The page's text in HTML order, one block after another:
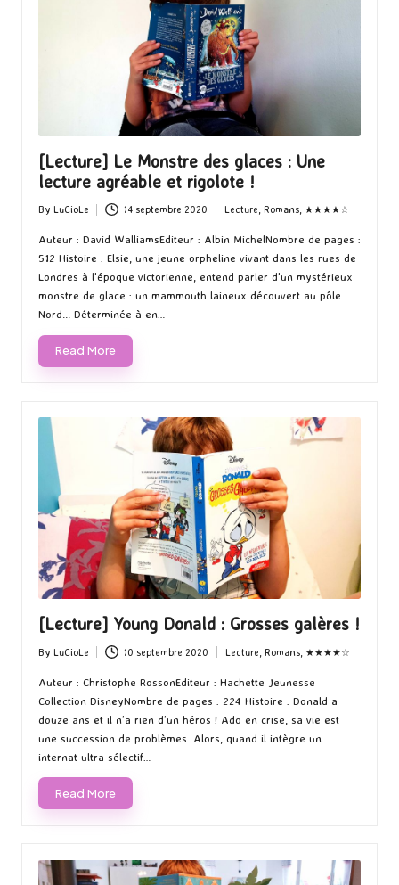
[Lecture] Le Monstre des glaces : Une
lecture agréable et rigolote !
Posted
by
By LuCioLe 14 septembre 2020
in
Lecture, Romans, ★★★★☆
Auteur : David WalliamsEditeur : Albin MichelNombre de pages :
512 Histoire : Elsie, une jeune orpheline vivant dans les rues de
Londres à l'époque victorienne, entend parler d'un mystérieux
monstre de glace : un mammouth laineux découvert au pôle
Nord... Déterminée à en…
Read More
[Lecture] Young Donald : Grosses galères !
Posted
by
By LuCioLe 10 septembre 2020
Posted
in
Lecture, Romans, ★★★★☆
Auteur : Christophe RossonEditeur : Hachette Jeunesse
Collection DisneyNombre de pages : 224 Histoire : Donald a
douze ans et il n’a rien d’un héros ! Ado en crise, sa vie est
une succession de problèmes. Alors, quand il intègre un
internat ultra sélectif…
Read More